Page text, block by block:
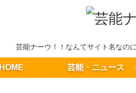
芸能ナーウ！！なんてサイト名なの
HOME 芸能・ニュース